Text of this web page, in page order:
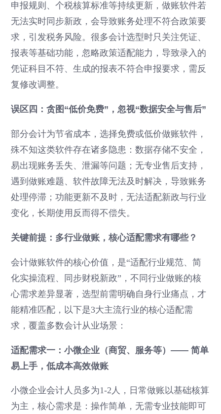
申报规则、个税核算标准等持续更新，做账软件若
无法实时同步新政，会导致账务处理不符合政策要
求，引发税务风险。很多会计选型时只关注凭证、
报表等基础功能，忽略政策适配能力，导致录入的
凭证科目不符、生成的报表不符合申报要求，需反
复修改调整。
误区四：贪图“低价免费”，忽视“数据安全与售后”
部分会计为节省成本，选择免费或低价做账软件，
殊不知这类软件存在诸多隐患：数据存储不安全，
易出现账务丢失、泄漏等问题；无专业售后支持，
遇到做账难题、软件故障无法及时解决，导致账务
处理停滞；功能更新不及时，无法适配新政与行业
变化，长期使用反而得不偿失。
关键前提：多行业做账，核心适配需求有哪些？
会计做账软件的核心价值，是“适配行业规范、简
化实操流程、同步财税新政”，不同行业做账的核
心需求差异显著，选型前需明确自身行业痛点，才
能精准匹配，以下是3大主流行业的核心适配需
求，覆盖多数会计从业场景：
适配需求一：小微企业（商贸、服务等）—— 简单
易上手，低成本高效做账
小微企业会计人员多为1-2人，日常做账以基础核算
为主，核心需求是：操作简单，无需专业技能即可